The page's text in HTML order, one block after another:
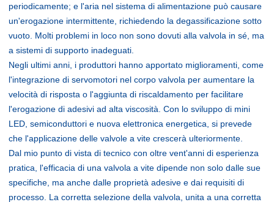
periodicamente; e l'aria nel sistema di alimentazione può causare
un'erogazione intermittente, richiedendo la degassificazione sotto
vuoto. Molti problemi in loco non sono dovuti alla valvola in sé, ma
a sistemi di supporto inadeguati.
Negli ultimi anni, i produttori hanno apportato miglioramenti, come
l'integrazione di servomotori nel corpo valvola per aumentare la
velocità di risposta o l'aggiunta di riscaldamento per facilitare
l'erogazione di adesivi ad alta viscosità. Con lo sviluppo di mini
LED, semiconduttori e nuova elettronica energetica, si prevede
che l'applicazione delle valvole a vite crescerà ulteriormente.
Dal mio punto di vista di tecnico con oltre vent'anni di esperienza
pratica, l'efficacia di una valvola a vite dipende non solo dalle sue
specifiche, ma anche dalle proprietà adesive e dai requisiti di
processo. La corretta selezione della valvola, unita a una corretta